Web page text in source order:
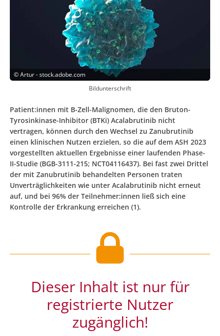
©Artur - stock.adobe.com
Bildunterschrift
Patient:innen mit B-Zell-Malignomen, die den Bruton-
Tyrosinkinase-Inhibitor (BTKi) Acalabrutinib nicht
vertragen, können durch den Wechsel zu Zanubrutinib
einen klinischen Nutzen erzielen, so die auf dem ASH 2023
vorgestellten aktuellen Ergebnisse einer laufenden Phase-
II-Studie (BGB-3111-215; NCT04116437). Bei fast zwei Drittel
der mit Zanubrutinib behandelten Personen traten
Unverträglichkeiten wie unter Acalabrutinib nicht erneut
auf, und bei 96% der Teilnehmer:innen ließ sich eine
Kontrolle der Erkrankung erreichen (1).
Dieser Inhalt ist nur für
registrierte Nutzer
zugänglich!